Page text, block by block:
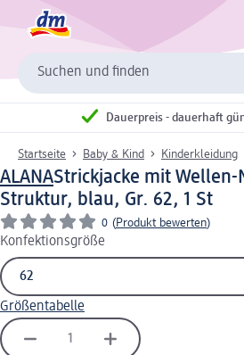
Suchen und finden
Dauerpreis - dauerhaft
Startseite Baby & Kind Kinderkleidung
ALANAStrickjacke mit
Struktur, blau, Gr. 62, 1 St
0 (Produkt bewerten)
Konfektionsgröße
Größentabelle